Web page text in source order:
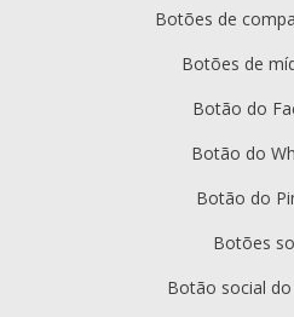
Botões de
Botões de
Botão do
Botão do
Botão do
Botões
Botão social